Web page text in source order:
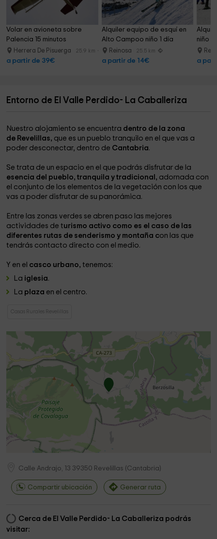
Volar en avioneta sobre
Palencia 15 minutos
Herrera De Pisuerga 25.9 km
a partir de 39€
Alquiler equipo de esquí en
Alto Campoo niño 1 día
Reinosa 25.5 km
a partir de 14€
niño
a
Entorno de El Valle Perdido- La Caballeriza
Nuestro alojamiento se encuentra dentro de la zona
de Revelillas, que es un pueblo tranquilo en el que vas a
poder desconectar, dentro de Cantabria.
Se trata de un espacio en el que podrás disfrutar de la
esencia del pueblo, tranquila y tradicional, adornada con
el conjunto de los elementos de la vegetación con los que
vas a poder disfrutar de su panorámica.
Entre las zonas verdes se abren paso las mejores
actividades de turismo activo como es el caso de las
diferentes rutas de senderismo y montaña con las que
tendrás contacto directo con el medio.
Y en el casco urbano, tenemos:
La iglesia.
La plaza en el centro.
Casas Rurales Revelillas
Calle Andrajo, 13 39350 Revelillas (Cantabria)
Compartir ubicación Generar ruta
Cerca de El Valle Perdido- La Caballeriza podrás
visitar: